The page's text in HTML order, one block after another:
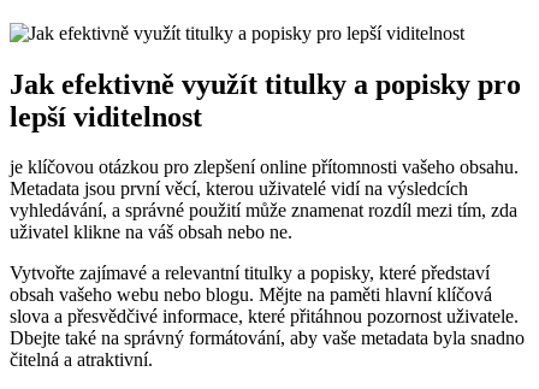
Jak efektivně využít titulky a popisky pro
lepší viditelnost
je klíčovou otázkou pro zlepšení online přítomnosti vašeho obsahu.
Metadata jsou první věcí, kterou uživatelé vidí na výsledcích
vyhledávání, a správné použití může znamenat rozdíl mezi tím, zda
uživatel klikne na váš obsah nebo ne.
Vytvořte zajímavé a relevantní titulky a popisky, které představí
obsah vašeho webu nebo blogu. Mějte na paměti hlavní klíčová
slova a přesvědčivé informace, které přitáhnou pozornost uživatele.
Dbejte také na správný formátování, aby vaše metadata byla snadno
čitelná a atraktivní.